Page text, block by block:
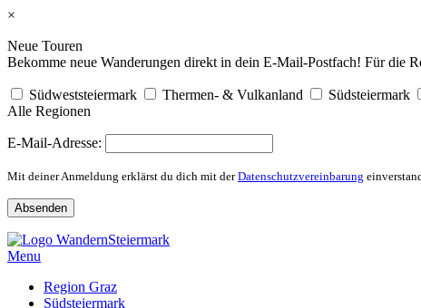
×
Neue Touren
Bekomme neue Wanderungen direkt in dein E-Mail-Postfach! Für die
Südweststeiermark Thermen- & Vulkanland Südsteiermark
Alle Regionen
E-Mail-Adresse:
Mit deiner Anmeldung erklärst du dich mit derDatenschutzvereinbarung
Skip
to
Menu
Region Graz
Südsteiermark